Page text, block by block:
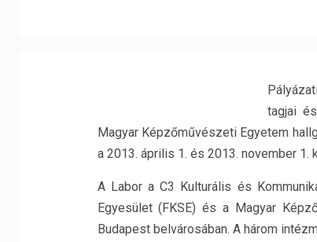
tagjai
Magyar Képzőművészeti Egyetem
a 2013. április 1. és 2013. november
A Labor a C3 Kulturális és
Egyesület (FKSE) és a Magyar
Budapest belvárosában. A három